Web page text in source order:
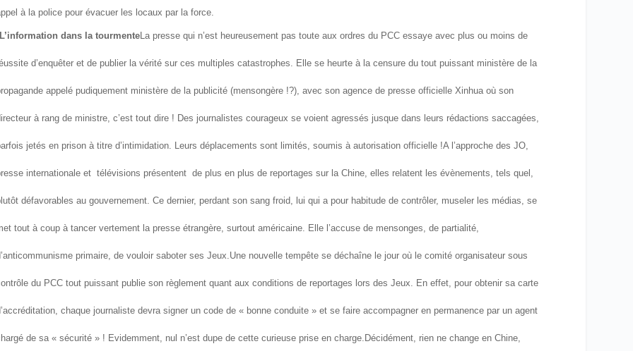
à la police pour évacuer les locaux par la force.
L’information dans la tourmenteLa presse qui n’est heureusement pas toute aux ordres du PCC essaye avec plus ou moins de
d’enquêter et de publier la vérité sur ces multiples catastrophes. Elle se heurte à la censure du tout puissant ministère de la
appelé pudiquement ministère de la publicité (mensongère !?), avec son agence de presse officielle Xinhua où son
à rang de ministre, c’est tout dire ! Des journalistes courageux se voient agressés jusque dans leurs rédactions saccagées,
jetés en prison à titre d’intimidation. Leurs déplacements sont limités, soumis à autorisation officielle !A l’approche des JO,
internationale et télévisions présentent de plus en plus de reportages sur la Chine, elles relatent les évènements, tels quel,
défavorables au gouvernement. Ce dernier, perdant son sang froid, lui qui a pour habitude de contrôler, museler les médias, se
tout à coup à tancer vertement la presse étrangère, surtout américaine. Elle l’accuse de mensonges, de partialité,
primaire, de vouloir saboter ses Jeux. Une nouvelle tempête se déchaîne le jour où le comité organisateur sous
du PCC tout puissant publie son règlement quant aux conditions de reportages lors des Jeux. En effet, pour obtenir sa carte
chaque journaliste devra signer un code de « bonne conduite » et se faire accompagner en permanence par un agent
de sa « sécurité » ! Evidemment, nul n’est dupe de cette curieuse prise en charge. Décidément, rien ne change en Chine,